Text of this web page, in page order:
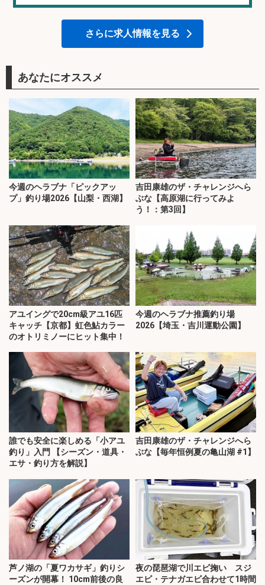
さらに求人情報を見る
あなたにオススメ
今週のヘラブナ「ピックアッ
プ」釣り場2026【山梨・西湖】
吉田康雄のザ・チャレンジへら
ぶな【高原湖に行ってみよ
う！：第3回】
アユイングで20cm級アユ16匹
キャッチ【京都】虹色鮎カラー
のオトリミノーにヒット集中！
今週のヘラブナ推薦釣り場
2026【埼玉・吉川運動公園】
誰でも安全に楽しめる「小アユ
釣り」入門 【シーズン・道具・
エサ・釣り方を解説】
吉田康雄のザ・チャレンジへら
ぶな【毎年恒例夏の亀山湖 #1】
芦ノ湖の「夏ワカサギ」釣りシ
ーズンが開幕！ 10cm前後の良
夜の琵琶湖で川エビ掬い スジ
エビ・テナガエビ合わせて1時間